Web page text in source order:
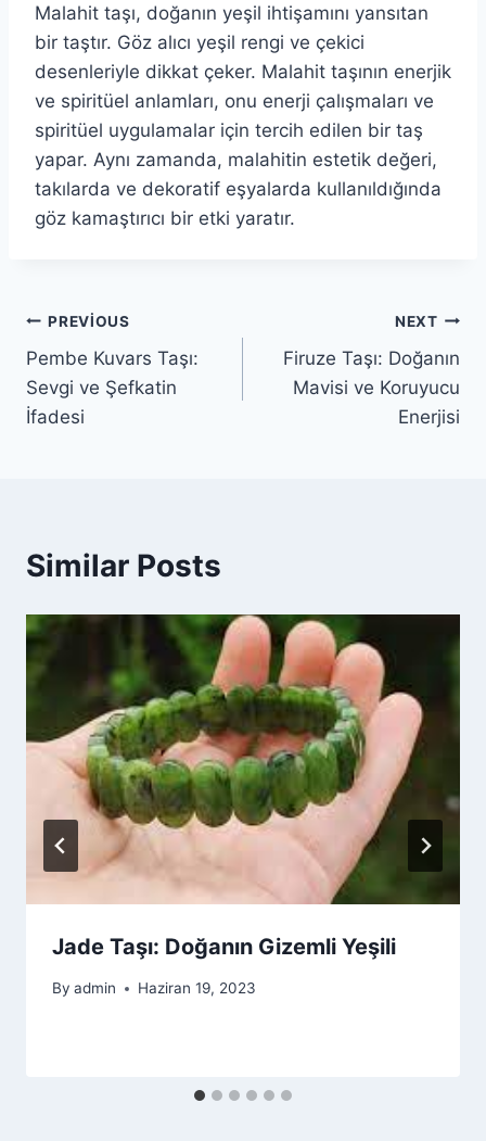
Malahit taşı, doğanın yeşil ihtişamını yansıtan
bir taştır. Göz alıcı yeşil rengi ve çekici
desenleriyle dikkat çeker. Malahit taşının enerjik
ve spiritüel anlamları, onu enerji çalışmaları ve
spiritüel uygulamalar için tercih edilen bir taş
yapar. Aynı zamanda, malahitin estetik değeri,
takılarda ve dekoratif eşyalarda kullanıldığında
göz kamaştırıcı bir etki yaratır.
Yazı
gezinmesi
PREVIOUS
Pembe Kuvars Taşı:
Sevgi ve Şefkatin
İfadesi
NEXT
Firuze Taşı: Doğanın
Mavisi ve Koruyucu
Enerjisi
Similar Posts
Jade Taşı: Doğanın Gizemli Yeşili
By admin Haziran 19, 2023